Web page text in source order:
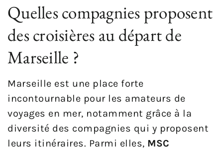
Quelles compagnies proposent
des croisières au départ de
Marseille ?
Marseille est une place forte
incontournable pour les amateurs de
voyages en mer, notamment grâce à la
diversité des compagnies qui y proposent
leurs itinéraires. Parmi elles, MSC